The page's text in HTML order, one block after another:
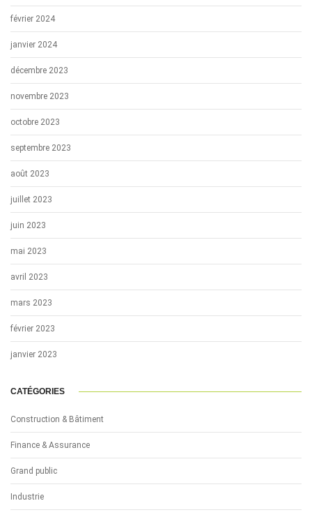
février 2024
janvier 2024
décembre 2023
novembre 2023
octobre 2023
septembre 2023
août 2023
juillet 2023
juin 2023
mai 2023
avril 2023
mars 2023
février 2023
janvier 2023
CATÉGORIES
Construction & Bâtiment
Finance & Assurance
Grand public
Industrie